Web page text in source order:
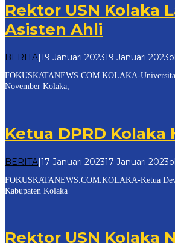
Rektor USN Kolaka
Asisten Ahli
BERITA 19 Januari 202319 Januari 2023
FOKUSKATANEWS.COM.KOLAKA-
November Kolaka,
Ketua DPRD
BERITA|17 Januari 202317 Januari 2023
FOKUSKATANEWS.COM.KOLAKA-Ketua
Kabupaten Kolaka
Rektor USN Kolaka